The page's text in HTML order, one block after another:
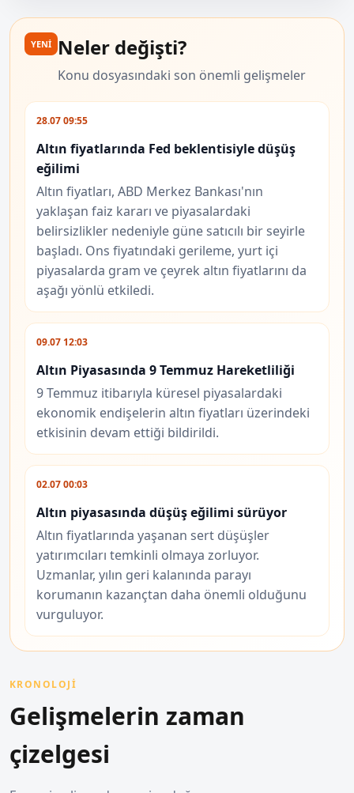
YENİ Neler değişti?
Konu dosyasındaki son önemli gelişmeler
28.07 09:55
Altın fiyatlarında Fed beklentisiyle düşüş
eğilimi
Altın fiyatları, ABD Merkez Bankası'nın
yaklaşan faiz kararı ve piyasalardaki
belirsizlikler nedeniyle güne satıcılı bir seyirle
başladı. Ons fiyatındaki gerileme, yurt içi
piyasalarda gram ve çeyrek altın fiyatlarını da
aşağı yönlü etkiledi.
09.07 12:03
Altın Piyasasında 9 Temmuz Hareketliliği
9 Temmuz itibarıyla küresel piyasalardaki
ekonomik endişelerin altın fiyatları üzerindeki
etkisinin devam ettiği bildirildi.
02.07 00:03
Altın piyasasında düşüş eğilimi sürüyor
Altın fiyatlarında yaşanan sert düşüşler
yatırımcıları temkinli olmaya zorluyor.
Uzmanlar, yılın geri kalanında parayı
korumanın kazançtan daha önemli olduğunu
vurguluyor.
KRONOLOJİ
Gelişmelerin zaman
çizelgesi